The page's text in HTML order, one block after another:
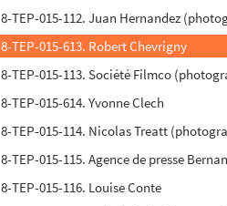
8-TEP-015-112. Juan Hernandez
8-TEP-015-613. Robert Chevrigny
8-TEP-015-113. Société Filmco
8-TEP-015-614. Yvonne Clech
8-TEP-015-114. Nicolas Treatt
8-TEP-015-115. Agence de presse
8-TEP-015-116. Louise Conte